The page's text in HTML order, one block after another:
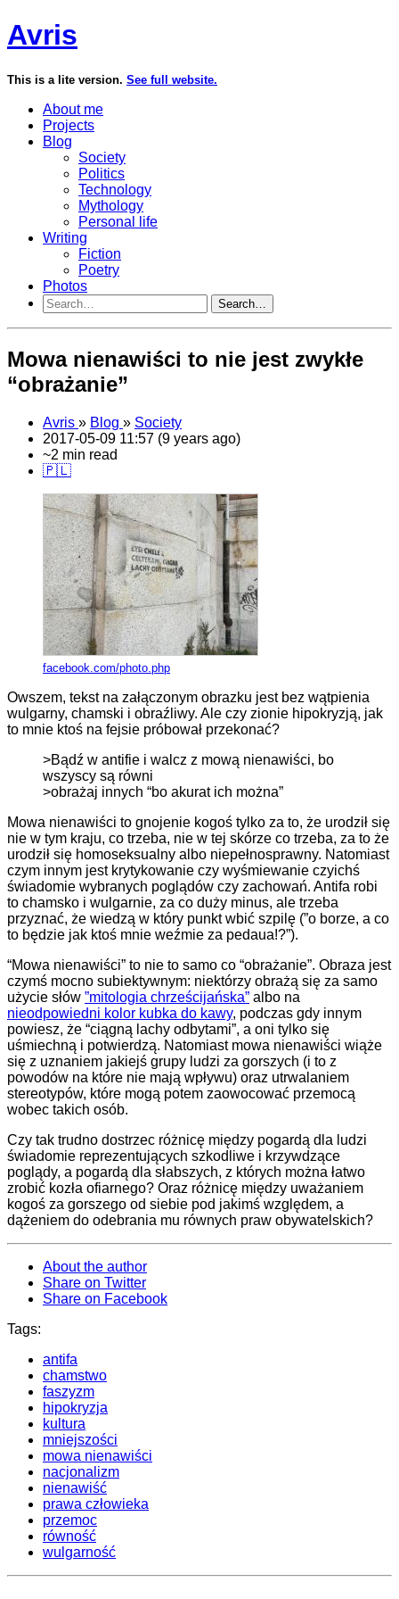
Avris
This is a lite version. See full website.
About me
Projects
Blog
Society
Politics
Technology
Mythology
Personal life
Writing
Fiction
Poetry
Photos
Search…
Mowa nienawiści to nie jest zwykłe
“obrażanie”
Avris » Blog » Society
2017-05-09 11:57 (9 years ago)
~2 min read
🇵🇱
facebook.com/photo.php
Owszem, tekst na załączonym obrazku jest bez wątpienia
wulgarny, chamski i obraźliwy. Ale czy zionie hipokryzją, jak
to mnie ktoś na fejsie próbował przekonać?
>Bądź w antifie i walcz z mową nienawiści, bo
wszyscy są równi
>obrażaj innych “bo akurat ich można”
Mowa nienawiści to gnojenie kogoś tylko za to, że urodził się
nie w tym kraju, co trzeba, nie w tej skórze co trzeba, za to że
urodził się homoseksualny albo niepełnosprawny. Natomiast
czym innym jest krytykowanie czy wyśmiewanie czyichś
świadomie wybranych poglądów czy zachowań. Antifa robi
to chamsko i wulgarnie, za co duży minus, ale trzeba
przyznać, że wiedzą w który punkt wbić szpilę (”o borze, a co
to będzie jak ktoś mnie weźmie za pedaua!?”).
“Mowa nienawiści” to nie to samo co “obrażanie”. Obraza jest
czymś mocno subiektywnym: niektórzy obrażą się za samo
użycie słów ”mitologia chrześcijańska” albo na
nieodpowiedni kolor kubka do kawy, podczas gdy innym
powiesz, że “ciągną lachy odbytami”, a oni tylko się
uśmiechną i potwierdzą. Natomiast mowa nienawiści wiąże
się z uznaniem jakiejś grupy ludzi za gorszych (i to z
powodów na które nie mają wpływu) oraz utrwalaniem
stereotypów, które mogą potem zaowocować przemocą
wobec takich osób.
Czy tak trudno dostrzec różnicę między pogardą dla ludzi
świadomie reprezentujących szkodliwe i krzywdzące
poglądy, a pogardą dla słabszych, z których można łatwo
zrobić kozła ofiarnego? Oraz różnicę między uważaniem
kogoś za gorszego od siebie pod jakimś względem, a
dążeniem do odebrania mu równych praw obywatelskich?
About the author
Share on Twitter
Share on Facebook
Tags:
antifa
chamstwo
faszyzm
hipokryzja
kultura
mniejszości
mowa nienawiści
nacjonalizm
nienawiść
prawa człowieka
przemoc
równość
wulgarność